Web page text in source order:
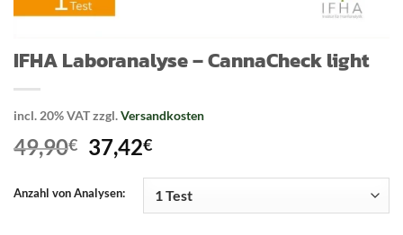
IFHA Laboranalyse – CannaCheck light
incl. 20% VATzzgl.Versandkosten
49,90€ Original
price
was:
49,90€.
37,42€Current
is:
37,42€.
Anzahl von Analysen: